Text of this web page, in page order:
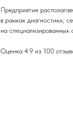
Предприятие
в рамках диагностики,
на специализированных
Оценка 4.9 из 100